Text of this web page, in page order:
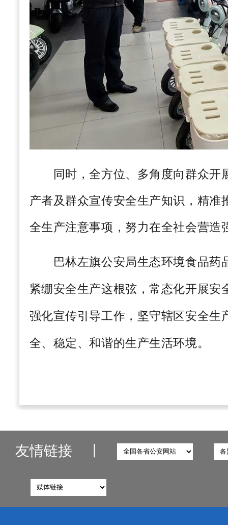
同时，全方位、多角度向群众开
产者及群众宣传安全生产知识，精准
全生产注意事项，努力在全社会营造
巴林左旗公安局生态环境食品药
紧绷安全生产这根弦，常态化开展安
强化宣传引导工作，坚守辖区安全生
全、稳定、和谐的生产生活环境。
友情链接